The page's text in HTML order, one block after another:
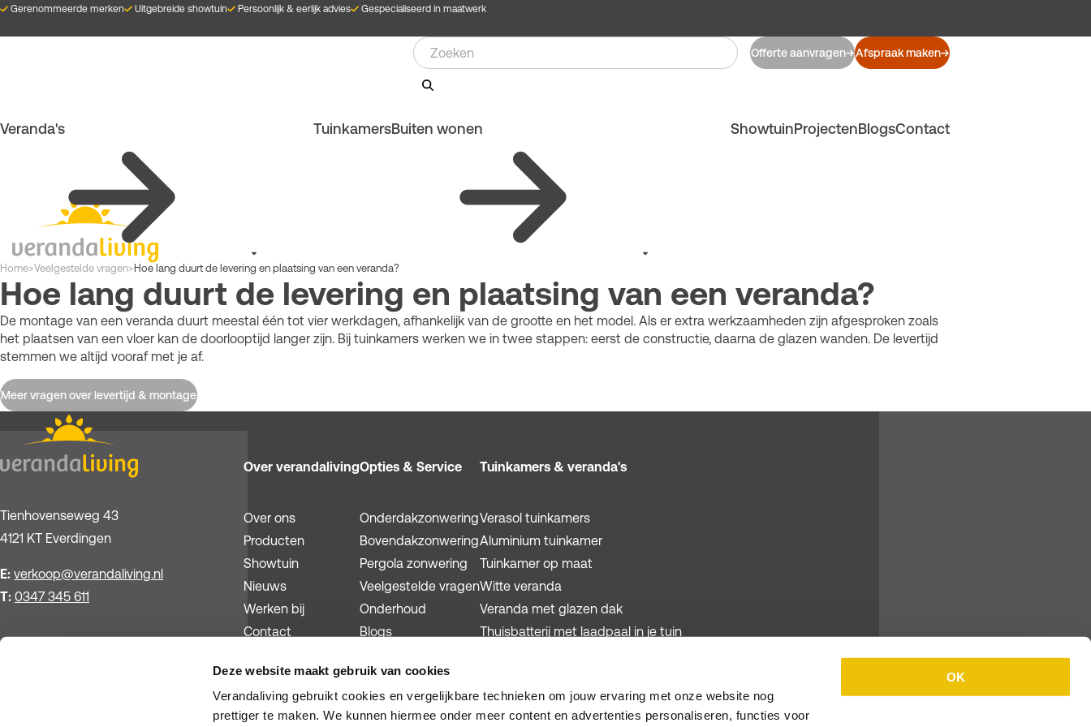
Deze website maakt gebruik van cookies
Verandaliving gebruikt cookies en vergelijkbare technieken om jouw ervaring met onze website nog
prettiger te maken. We kunnen hiermee onder meer content en advertenties personaliseren, functies voor
OK
Overslaan
Gerenommeerde merken Uitgebreide showtuin Persoonlijk & eerlijk advies Gespecialiseerd in maatwerk
Offerte aanvragen Afspraak maken
Veranda's TuinkamersBuiten wonen ShowtuinProjectenBlogsContact
Kruimelpad
Home>Veelgestelde vragen> Hoe lang duurt de levering en plaatsing van een veranda?
Hoe lang duurt de levering en plaatsing van een veranda?
De montage van een veranda duurt meestal één tot vier werkdagen, afhankelijk van de grootte en het model. Als er extra werkzaamheden zijn afgesproken zoals
het plaatsen van een vloer kan de doorlooptijd langer zijn. Bij tuinkamers werken we in twee stappen: eerst de constructie, daarna de glazen wanden. De levertijd
stemmen we altijd vooraf met je af.
Meer vragen over levertijd & montage
Tienhovenseweg 43
4121 KT Everdingen
E: verkoop@verandaliving.nl
T: 0347 345 611
Over verandaliving
Over ons
Producten
Showtuin
Nieuws
Werken bij
Contact
Opties & Service
Onderdakzonwering
Bovendakzonwering
Pergola zonwering
Veelgestelde vragen
Onderhoud
Blogs
Tuinkamers & veranda's
Verasol tuinkamers
Aluminium tuinkamer
Tuinkamer op maat
Witte veranda
Veranda met glazen dak
Thuisbatterij met laadpaal in je tuin